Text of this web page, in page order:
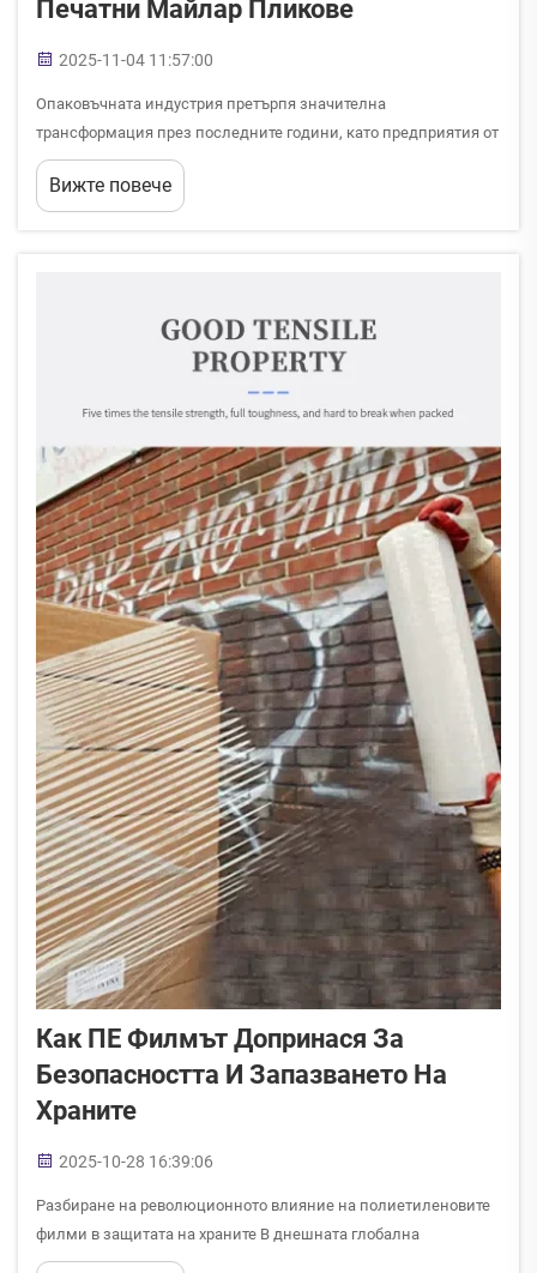
Печатни Майлар Пликове
2025-11-04 11:57:00
Опаковъчната индустрия претърпя значителна
трансформация през последните години, като предприятия от
различни сектори признават важността на висококачествени
и функционални опаковъчни решения. Сред най-
Вижте повече
Как ПЕ Филмът Допринася За
Безопасността И Запазването На
Храните
2025-10-28 16:39:06
Разбиране на революционното влияние на полиетиленовите
филми в защитата на храните В днешната глобална
хранителна индустрия осигуряването на безопасност и